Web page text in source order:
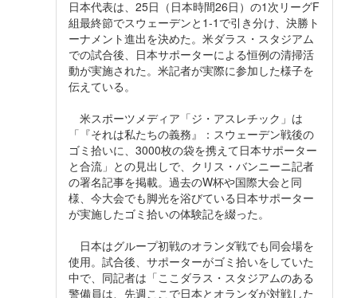
日本代表は、25日（日本時間26日）の1次リーグF
組最終節でスウェーデンと1-1で引き分け、決勝ト
ーナメント進出を決めた。米ダラス・スタジアム
での試合後、日本サポーターによる恒例の清掃活
動が実施された。米記者が実際に参加した様子を
伝えている。
米スポーツメディア「ジ・アスレチック」は
「『それは私たちの義務』：スウェーデン戦後の
ゴミ拾いに、3000枚の袋を携えて日本サポーター
と合流」との見出しで、クリス・バンニーニ記者
の署名記事を掲載。過去のW杯や国際大会と同
様、今大会でも脚光を浴びている日本サポーター
が実施したゴミ拾いの体験記を綴った。
日本はグループ初戦のオランダ戦でも同会場を
使用。試合後、サポーターがゴミ拾いをしていた
中で、同記者は「ここダラス・スタジアムのある
警備員は、先週ここで日本とオランダが対戦した